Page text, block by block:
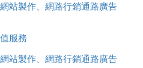
站製作、網路行銷通路廣告
行社銷售，全面優惠中....
服務
站製作、網路行銷通路廣告